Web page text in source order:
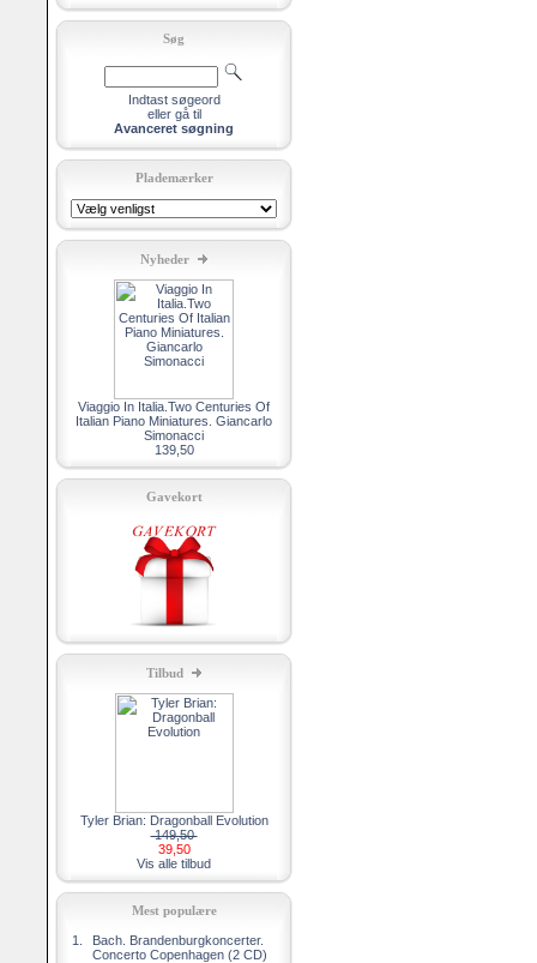
Søg
Indtast søgeord
eller gå til
Avanceret søgning
Plademærker
Nyheder
Viaggio In Italia.Two Centuries Of
Italian Piano Miniatures. Giancarlo
Simonacci
139,50
Gavekort
Tilbud
Tyler Brian: Dragonball Evolution
149,50
39,50
Vis alle tilbud
Mest populære
1.
Bach. Brandenburgkoncerter.
Concerto Copenhagen (2 CD)